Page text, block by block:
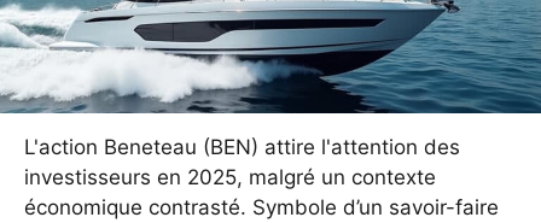
L'action Beneteau (BEN) attire l'attention des
investisseurs en 2025, malgré un contexte
économique contrasté. Symbole d’un savoir-faire